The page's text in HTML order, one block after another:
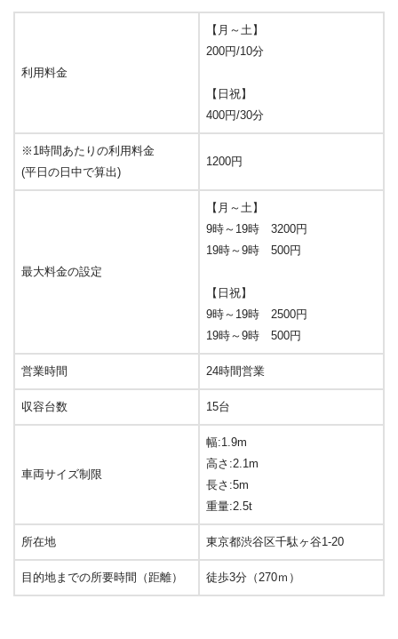
利用料金
【月～土】
200円/10分
【日祝】
400円/30分
※1時間あたりの利用料金
(平日の日中で算出)
1200円
最大料金の設定
【月～土】
9時～19時 3200円
19時～9時 500円
【日祝】
9時～19時 2500円
19時～9時 500円
営業時間 24時間営業
収容台数 15台
車両サイズ制限
幅:1.9m
高さ:2.1m
長さ:5m
重量:2.5t
所在地 東京都渋谷区千駄ヶ谷1-20
目的地までの所要時間（距離） 徒歩3分（270ｍ）